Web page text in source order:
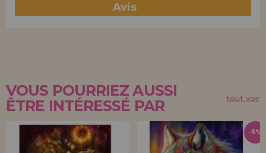
Avis
VOUS POURRIEZ AUSSI
ÊTRE INTÉRESSÉ PAR
tout voir
-5%